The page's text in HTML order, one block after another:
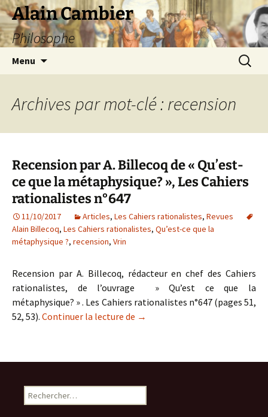
Aller
au
contenu
Alain Cambier
Philosophe
Menu
Archives par mot-clé : recension
Recension par A. Billecoq de « Qu’est-
ce que la métaphysique? », Les Cahiers
rationalistes n°647
11/10/2017 Articles, Les Cahiers rationalistes, Revues
Alain Billecoq, Les Cahiers rationalistes, Qu’est-ce que la
métaphysique ?, recension, Vrin
Recension par A. Billecoq, rédacteur en chef des Cahiers
rationalistes, de l’ouvrage » Qu’est ce que la
métaphysique? » . Les Cahiers rationalistes n°647 (pages 51,
52, 53). Continuer la lecture de Recension par A. Billecoq de «
→
Rechercher :